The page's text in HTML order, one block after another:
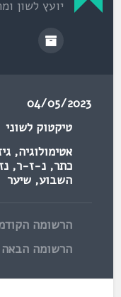
יועץ לשון
04/05/2023
טיקטוק לשוני
אטימולוגיה,
כתר,נ-ז-ר,
השבוע,שיער
הרשומה
הרשומה הבאה